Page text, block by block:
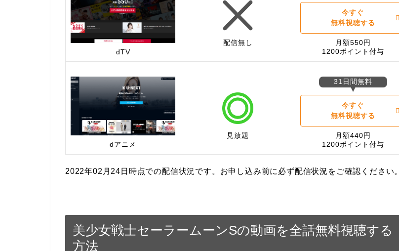
dTV
配信無し
今すぐ
無料視聴する
月額550円
1200ポイント付与
dアニメ
見放題
31日間無料
今すぐ
無料視聴する
月額440円
1200ポイント付与
2022年02月24日時点での配信状況です。お申し込み前に必ず配信状況をご確認ください。
美少女戦士セーラームーンSの動画を全話無料視聴する
方法